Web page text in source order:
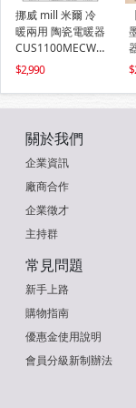
挪威 mill 米爾 冷
暖兩用 陶瓷電暖器
CUS1100MECWA
【隨身型】
2,990
關於我們
企業資訊
廠商合作
企業徵才
主持群
常見問題
新手上路
購物指南
優惠金使用說明
會員分級新制辦法